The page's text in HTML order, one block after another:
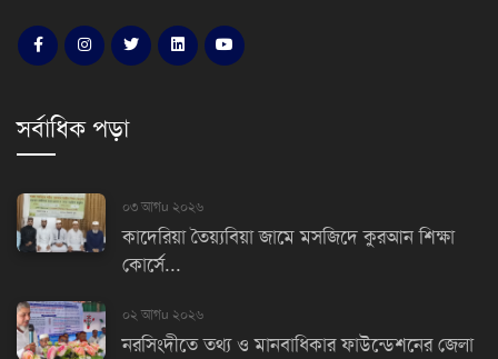
সর্বাধিক পড়া
০৩ আগu ২০২৬
কাদেরিয়া তৈয়্যবিয়া জামে মসজিদে কুরআন শিক্ষা
কোর্সে...
০২ আগu ২০২৬
নরসিংদীতে তথ্য ও মানবাধিকার ফাউন্ডেশনের জেলা